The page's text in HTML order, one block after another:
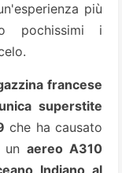
più
pochissimi i
francese
superstite
che ha causato
unaereo A310
Indiano al